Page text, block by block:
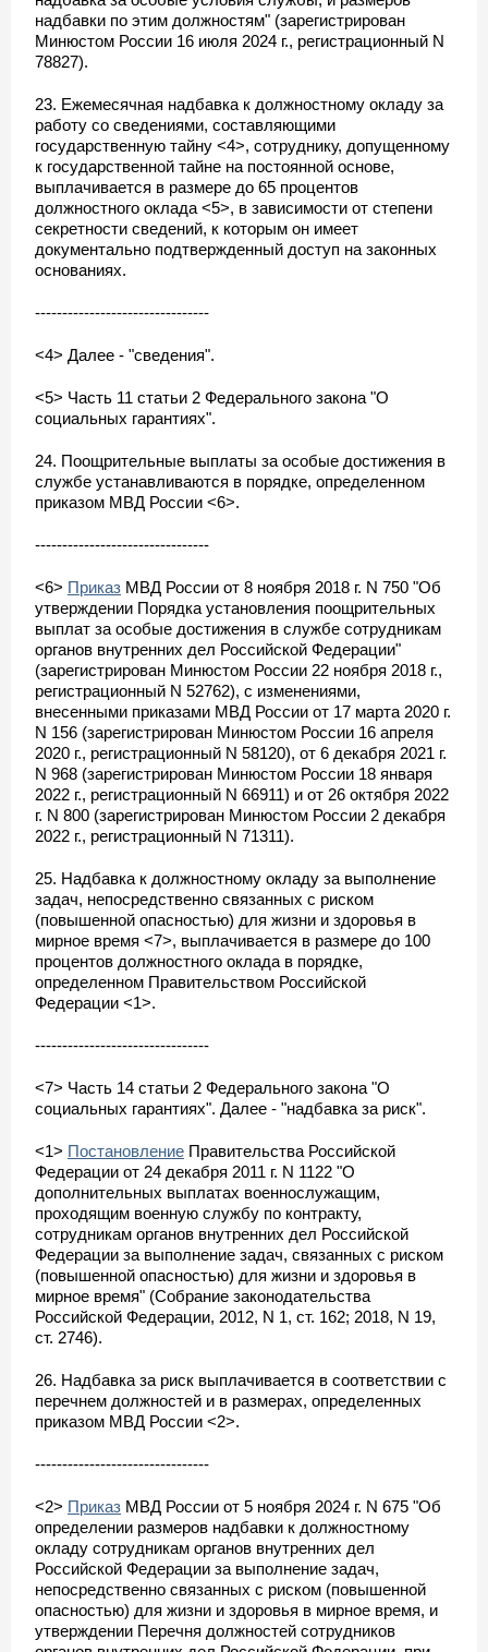
надбавки по этим должностям" (зарегистрирован
Минюстом России 16 июля 2024 г., регистрационный N
78827).
23. Ежемесячная надбавка к должностному окладу за
работу со сведениями, составляющими
государственную тайну <4>, сотруднику, допущенному
к государственной тайне на постоянной основе,
выплачивается в размере до 65 процентов
должностного оклада <5>, в зависимости от степени
секретности сведений, к которым он имеет
документально подтвержденный доступ на законных
основаниях.
--------------------------------
<4> Далее - "сведения".
<5> Часть 11 статьи 2 Федерального закона "О
социальных гарантиях".
24. Поощрительные выплаты за особые достижения в
службе устанавливаются в порядке, определенном
приказом МВД России <6>.
--------------------------------
<6> Приказ МВД России от 8 ноября 2018 г. N 750 "Об
утверждении Порядка установления поощрительных
выплат за особые достижения в службе сотрудникам
органов внутренних дел Российской Федерации"
(зарегистрирован Минюстом России 22 ноября 2018 г.,
регистрационный N 52762), с изменениями,
внесенными приказами МВД России от 17 марта 2020 г.
N 156 (зарегистрирован Минюстом России 16 апреля
2020 г., регистрационный N 58120), от 6 декабря 2021 г.
N 968 (зарегистрирован Минюстом России 18 января
2022 г., регистрационный N 66911) и от 26 октября 2022
г. N 800 (зарегистрирован Минюстом России 2 декабря
2022 г., регистрационный N 71311).
25. Надбавка к должностному окладу за выполнение
задач, непосредственно связанных с риском
(повышенной опасностью) для жизни и здоровья в
мирное время <7>, выплачивается в размере до 100
процентов должностного оклада в порядке,
определенном Правительством Российской
Федерации <1>.
--------------------------------
<7> Часть 14 статьи 2 Федерального закона "О
социальных гарантиях". Далее - "надбавка за риск".
<1> Постановление Правительства Российской
Федерации от 24 декабря 2011 г. N 1122 "О
дополнительных выплатах военнослужащим,
проходящим военную службу по контракту,
сотрудникам органов внутренних дел Российской
Федерации за выполнение задач, связанных с риском
(повышенной опасностью) для жизни и здоровья в
мирное время" (Собрание законодательства
Российской Федерации, 2012, N 1, ст. 162; 2018, N 19,
ст. 2746).
26. Надбавка за риск выплачивается в соответствии с
перечнем должностей и в размерах, определенных
приказом МВД России <2>.
--------------------------------
<2> Приказ МВД России от 5 ноября 2024 г. N 675 "Об
определении размеров надбавки к должностному
окладу сотрудникам органов внутренних дел
Российской Федерации за выполнение задач,
непосредственно связанных с риском (повышенной
опасностью) для жизни и здоровья в мирное время, и
утверждении Перечня должностей сотрудников